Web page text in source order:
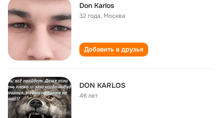
Don Karlos
32 года, Москва
Добавить в друзья
DON KARLOS
46 лет